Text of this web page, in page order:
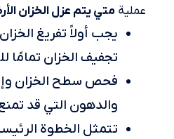
عملية متي يتم عزل الخزان
يجب أولاً تفريغ
تجفيف الخزان تمامًا
فحص سطح الخزان
والدهون التي قد
تتمثل الخطوة